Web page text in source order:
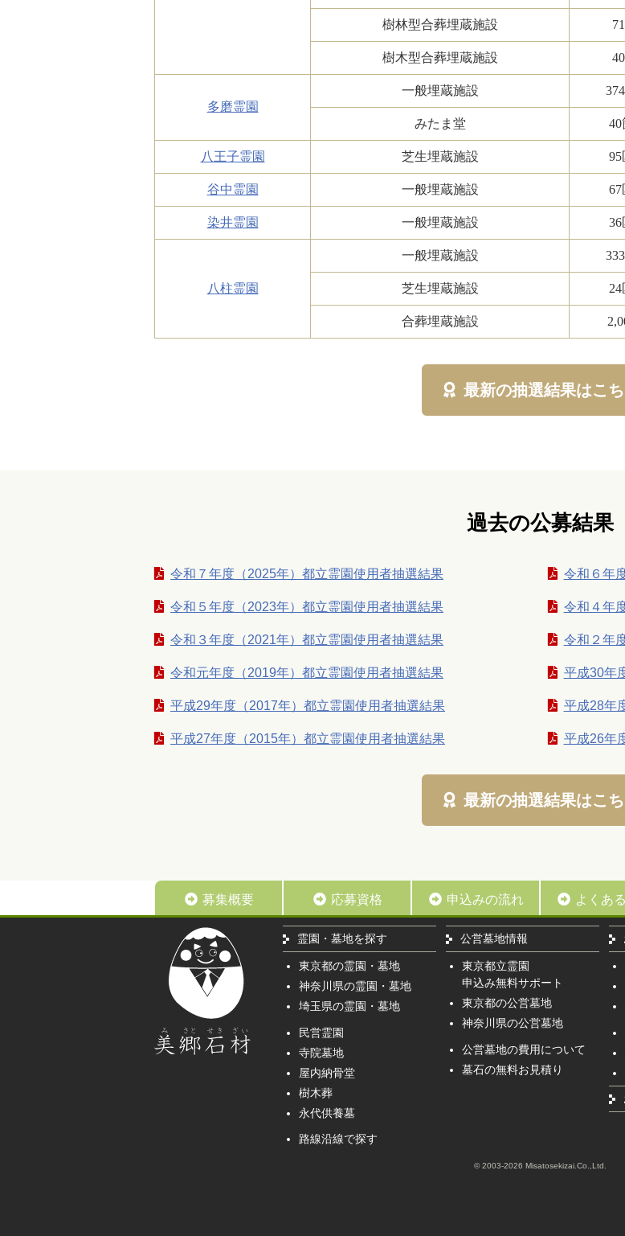
樹林型合葬埋蔵施設
樹木型合葬埋蔵施設
多磨霊園
一般埋蔵施設
みたま堂 40
八王子霊園 芝生埋蔵施設 95
谷中霊園 一般埋蔵施設 67
染井霊園 一般埋蔵施設 36
八柱霊園
一般埋蔵施設
芝生埋蔵施設
合葬埋蔵施設
最新の抽選結果はこ
過去の公募結果
令和７年度（2025年）都立霊園使用者抽選結果 令和６年
令和５年度（2023年）都立霊園使用者抽選結果 令和４年
令和３年度（2021年）都立霊園使用者抽選結果 令和２年
令和元年度（2019年）都立霊園使用者抽選結果 平成30年
平成29年度（2017年）都立霊園使用者抽選結果 平成28年
平成27年度（2015年）都立霊園使用者抽選結果 平成26年
最新の抽選結果はこ
募集概要 応募資格 申込みの流れ よくあ
霊園・墓地を探す
東京都の霊園・墓地
神奈川県の霊園・墓地
埼玉県の霊園・墓地
民営霊園
寺院墓地
屋内納骨堂
樹木葬
永代供養墓
路線沿線で探す
公営墓地情報
東京都立霊園
申込み無料サポート
東京都の公営墓地
神奈川県の公営墓地
公営墓地の費用について
墓石の無料お見積り
© 2003-2026 Misatosekizai.Co.,Ltd.